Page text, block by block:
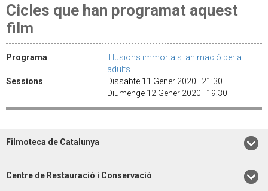
Cicles que han programat aquest
film
Programa
Il·lusions immortals: animació per a
adults
Sessions
Dissabte 11 Gener 2020 · 21:30
Diumenge 12 Gener 2020 · 19:30
Filmoteca de Catalunya
Centre de Restauració i Conservació